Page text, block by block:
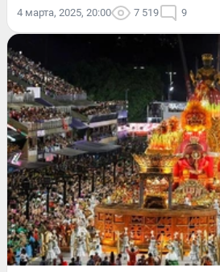
4 марта, 2025, 20:00 7 519 9